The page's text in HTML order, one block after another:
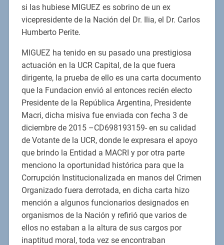
si las hubiese MIGUEZ es sobrino de un ex
vicepresidente de la Nación del Dr. Ilia, el Dr. Carlos
Humberto Perite.
MIGUEZ ha tenido en su pasado una prestigiosa
actuación en la UCR Capital, de la que fuera
dirigente, la prueba de ello es una carta documento
que la Fundacion envió al entonces recién electo
Presidente de la República Argentina, Presidente
Macri, dicha misiva fue enviada con fecha 3 de
diciembre de 2015 –CD698193159- en su calidad
de Votante de la UCR, donde le expresara el apoyo
que brindo la Entidad a MACRI y por otra parte
menciono la oportunidad histórica para que la
Corrupción Institucionalizada en manos del Crimen
Organizado fuera derrotada, en dicha carta hizo
mención a algunos funcionarios designados en
organismos de la Nación y refirió que varios de
ellos no estaban a la altura de sus cargos por
inaptitud moral, toda vez se encontraban